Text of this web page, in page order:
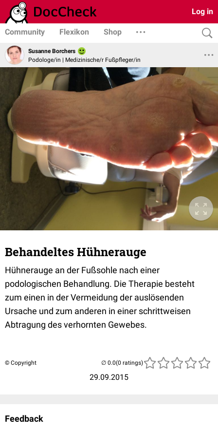
Log in
Community Flexikon Shop
Susanne Borchers
Podologe/in | Medizinische/r Fußpfleger/in
Behandeltes Hühnerauge
Hühnerauge an der Fußsohle nach einer
podologischen Behandlung. Die Therapie besteht
zum einen in der Vermeidung der auslösenden
Ursache und zum anderen in einer schrittweisen
Abtragung des verhornten Gewebes.
© Copyright
29.09.2015
(0 ratings)
Feedback